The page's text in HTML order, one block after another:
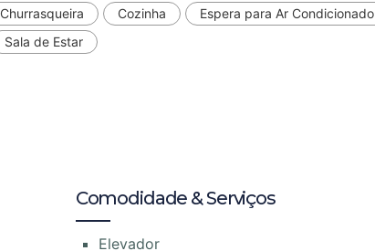
Churrasqueira Cozinha
Espera para Ar Condicionado
Sala de Estar
Comodidade & Serviços
Elevador